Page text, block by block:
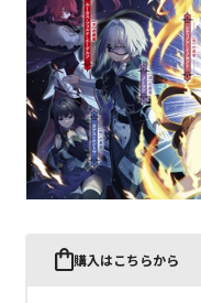
購入はこちらから